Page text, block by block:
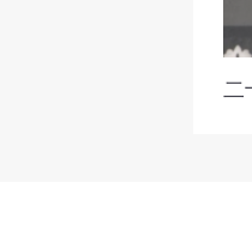
二